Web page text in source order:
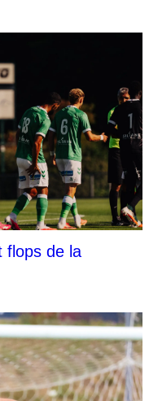
flops de la